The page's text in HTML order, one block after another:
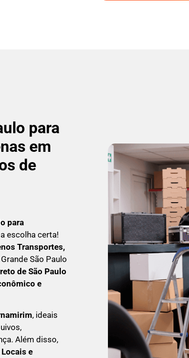
para
em
de
para
escolha certa!
Transportes,
São Paulo
de São Paulo
e
, ideais
Além disso,
Locais e